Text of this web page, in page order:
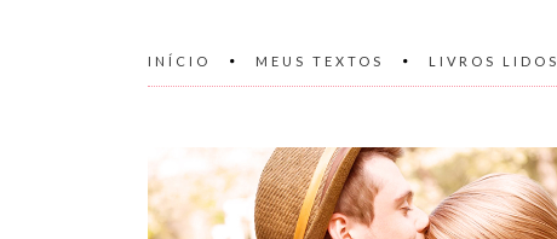
INÍCIO MEUS TEXTOS LIVROS LIDOS